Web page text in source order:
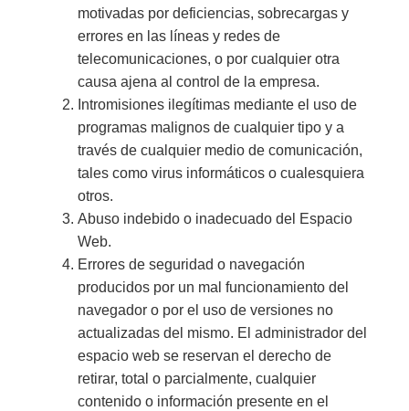
motivadas por deficiencias, sobrecargas y
errores en las líneas y redes de
telecomunicaciones, o por cualquier otra
causa ajena al control de la empresa.
Intromisiones ilegítimas mediante el uso de
programas malignos de cualquier tipo y a
través de cualquier medio de comunicación,
tales como virus informáticos o cualesquiera
otros.
Abuso indebido o inadecuado del Espacio
Web.
Errores de seguridad o navegación
producidos por un mal funcionamiento del
navegador o por el uso de versiones no
actualizadas del mismo. El administrador del
espacio web se reservan el derecho de
retirar, total o parcialmente, cualquier
contenido o información presente en el